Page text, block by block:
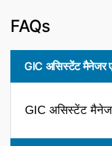
FAQs
GIC असिस्टेंट मैनेजर
GIC असिस्टेंट मैनेजर